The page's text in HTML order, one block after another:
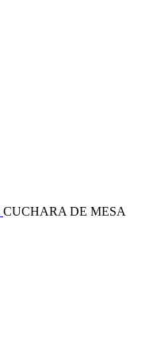
CUCHARA DE MESA